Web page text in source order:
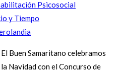
Psicosocial
y Tiempo
Buen Samaritano celebramos
Navidad con el Concurso de